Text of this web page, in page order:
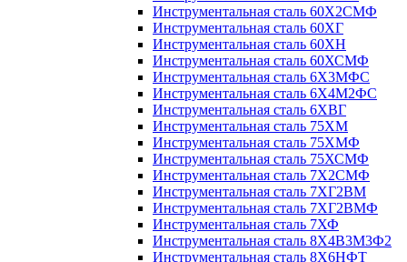
Инструментальная сталь 60Х2СМФ
Инструментальная сталь 60ХГ
Инструментальная сталь 60ХН
Инструментальная сталь 60ХСМФ
Инструментальная сталь 6Х3МФС
Инструментальная сталь 6Х4М2ФС
Инструментальная сталь 6ХВГ
Инструментальная сталь 75ХМ
Инструментальная сталь 75ХМФ
Инструментальная сталь 75ХСМФ
Инструментальная сталь 7Х2СМФ
Инструментальная сталь 7ХГ2ВМ
Инструментальная сталь 7ХГ2ВМФ
Инструментальная сталь 7ХФ
Инструментальная сталь 8Х4В3М3Ф2
Инструментальная сталь 8Х6НФТ